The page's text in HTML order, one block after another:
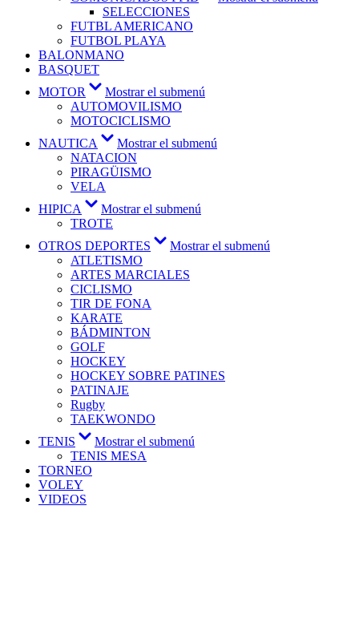
SELECCIONES
FUTBL AMERICANO
FUTBOL PLAYA
BALONMANO
BASQUET
MOTOR
Mostrar el submenú
AUTOMOVILISMO
MOTOCICLISMO
NAUTICA
Mostrar el submenú
NATACION
PIRAGÜISMO
VELA
HIPICA
Mostrar el submenú
TROTE
OTROS DEPORTES
Mostrar el submenú
ATLETISMO
ARTES MARCIALES
CICLISMO
TIR DE FONA
KARATE
BÁDMINTON
GOLF
HOCKEY
HOCKEY SOBRE PATINES
PATINAJE
Rugby
TAEKWONDO
TENIS
Mostrar el submenú
TENIS MESA
TORNEO
VOLEY
VIDEOS